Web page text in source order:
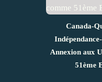
Canada-
Annexion aux
51ème